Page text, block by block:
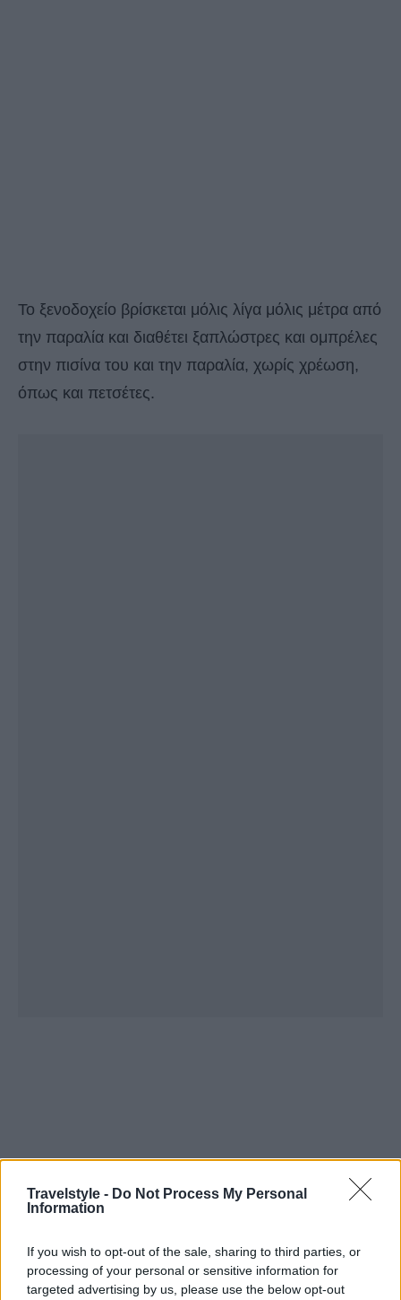
Travelstyle - Do Not Process My Personal
Information
If you wish to opt-out of the sale, sharing to third parties, or
processing of your personal or sensitive information for
targeted advertising by us, please use the below opt-out
Το ξενοδοχείο βρίσκεται μόλις λίγα μόλις μέτρα από
την παραλία και διαθέτει ξαπλώστρες και ομπρέλες
στην πισίνα του και την παραλία, χωρίς χρέωση,
όπως και πετσέτες.